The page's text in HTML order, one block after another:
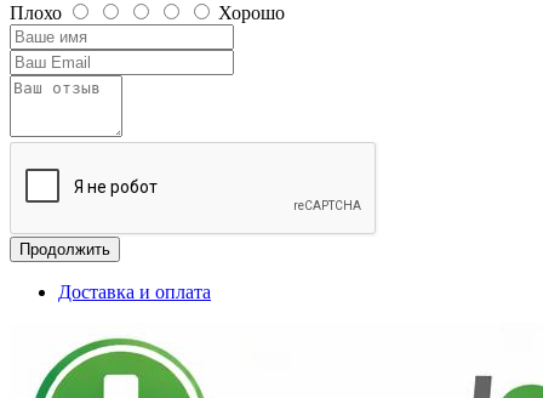
Плохо
Хорошо
Продолжить
Доставка и оплата